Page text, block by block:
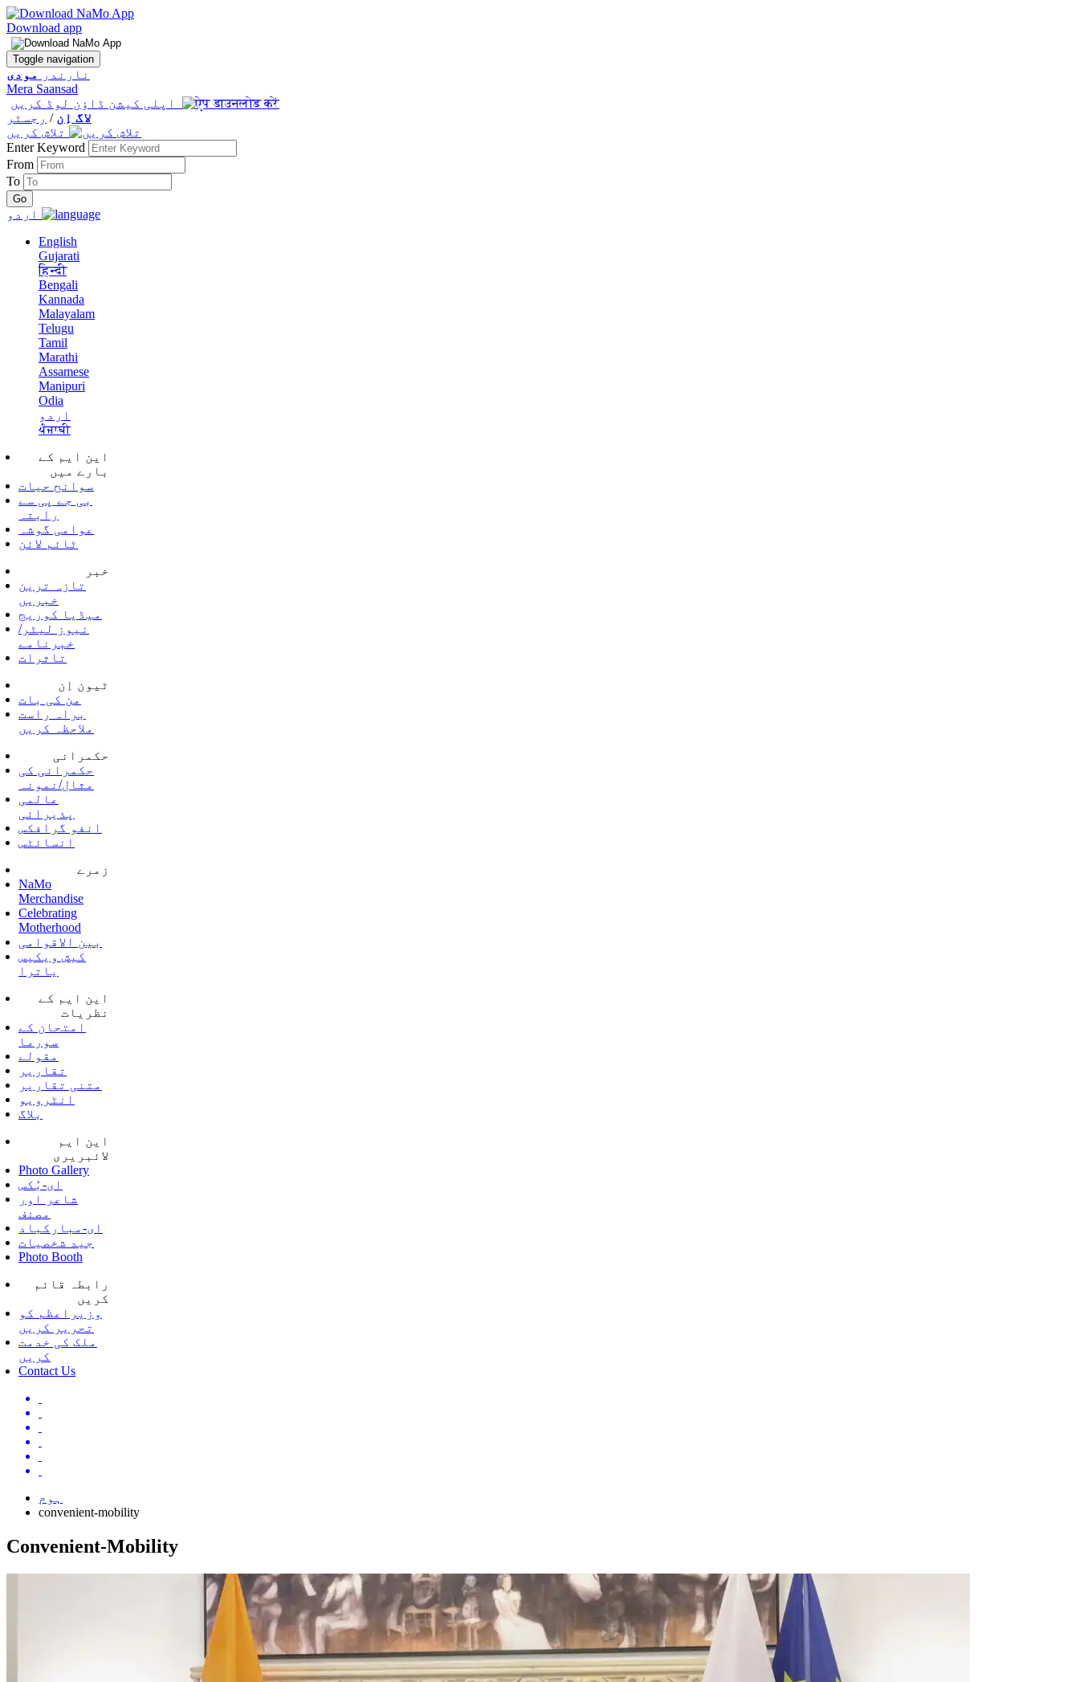
Download app
Toggle navigation
نارندر
مودی
Mera Saansad
اپلی کیشن ڈاؤن لوڈ کریں
لاگ اِن / رجسٹر
Enter Keyword
From
To
English
Gujarati
हिन्दी
Bengali
Kannada
Malayalam
Telugu
Tamil
Marathi
Assamese
Manipuri
Odia
اردو
ਪੰਜਾਬੀ
این ایم کے
بارے میں
سوانح حیات
بی جے پی سے
رابتہ
عوامی گوشہ
ٹائم لائن
خبر
تازہ ترین
خبریں
میڈیا کوریج
نیوز لیٹر/
خبرنامے
تاثرات
ٹیون اِن
من کی بات
براہ راست
ملاحظہ کریں
حکمرانی
حکمرانی کی
مثال/نمونہ
عالمی
پذیرائی
انفو گرافکس
انسائٹس
زمرے
NaMo
Merchandise
Celebrating
Motherhood
بین الاقوامی
کیش ویکیس
یاترا
این ایم کے
نظریات
امتحان کے
سورما
مقولے
تقاریر
متنی تقاریر
انٹرویو
بلاگ
این ایم
لائبریری
Photo Gallery
ای-بُکس
شاعر اور
مصنف
ای-مبارکباد
جید شخصیات
Photo Booth
رابطہ قائم
کریں
وزیراعظم کو
تحریر کریں
ملک کی خدمت
کریں
Contact Us
ہوم
convenient-mobility
Convenient-Mobility